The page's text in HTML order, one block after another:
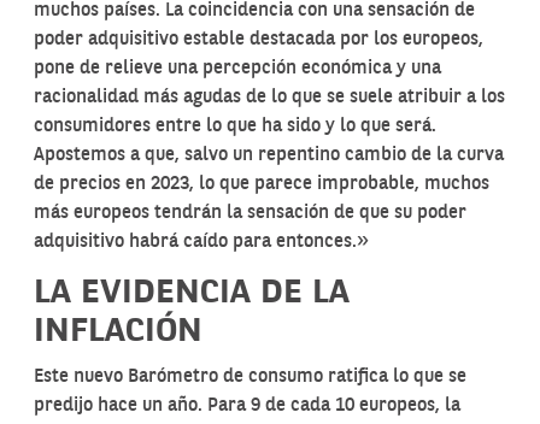
muchos países. La coincidencia con una sensación de
poder adquisitivo estable destacada por los europeos,
pone de relieve una percepción económica y una
racionalidad más agudas de lo que se suele atribuir a los
consumidores entre lo que ha sido y lo que será.
Apostemos a que, salvo un repentino cambio de la curva
de precios en 2023, lo que parece improbable, muchos
más europeos tendrán la sensación de que su poder
adquisitivo habrá caído para entonces.»
LA EVIDENCIA DE LA
INFLACIÓN
Este nuevo Barómetro de consumo ratifica lo que se
predijo hace un año. Para 9 de cada 10 europeos, la